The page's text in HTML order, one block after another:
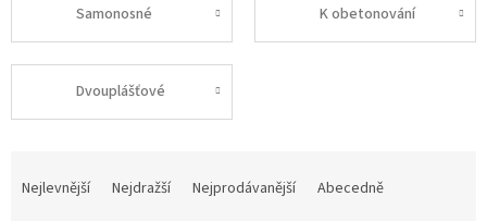
Samonosné K obetonování
Dvouplášťové
Nejlevnější Nejdražší Nejprodávanější Abecedně